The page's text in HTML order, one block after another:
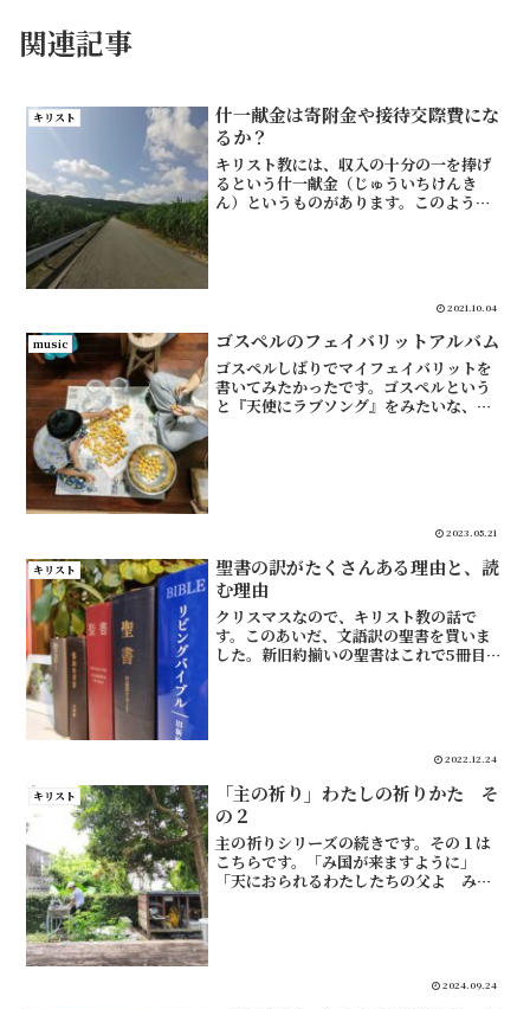
関連記事
キリスト
什一献金は寄附金や接待交際費にな
るか？
キリスト教には、収入の十分の一を捧げ
るという什一献金（じゅういちけんき
ん）というものがあります。このような
2021.10.04
music ゴスペルのフェイバリットアルバム
ゴスペルしばりでマイフェイバリットを
書いてみたかったです。ゴスペルという
と『天使にラブソング』をみたいな、体
2023.05.21
キリスト
聖書の訳がたくさんある理由と、読
む理由
クリスマスなので、キリスト教の話で
す。このあいだ、文語訳の聖書を買いま
した。新旧約揃いの聖書はこれで5冊目で
2022.12.24
キリスト
「主の祈り」わたしの祈りかた そ
の２
主の祈りシリーズの続きです。その１は
こちらです。「み国が来ますように」
「天におられるわたしたちの父よ み名
2024.09.24